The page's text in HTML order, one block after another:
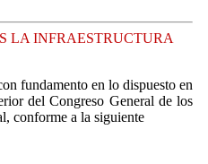
LA INFRAESTRUCTURA
fundamento en lo dispuesto en
del Congreso General de los
conforme a la siguiente